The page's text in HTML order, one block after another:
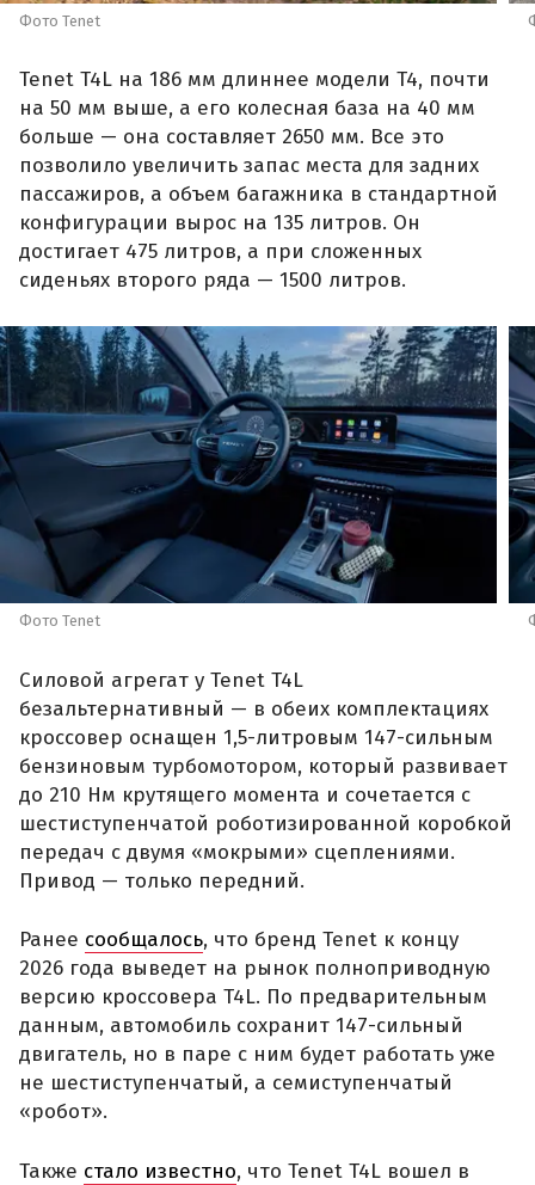
Фото Tenet
Tenet T4L на 186 мм длиннее модели T4, почти
на 50 мм выше, а его колесная база на 40 мм
больше — она составляет 2650 мм. Все это
позволило увеличить запас места для задних
пассажиров, а объем багажника в стандартной
конфигурации вырос на 135 литров. Он
достигает 475 литров, а при сложенных
сиденьях второго ряда — 1500 литров.
Фото Tenet
Силовой агрегат у Tenet T4L
безальтернативный — в обеих комплектациях
кроссовер оснащен 1,5-литровым 147-сильным
бензиновым турбомотором, который развивает
до 210 Нм крутящего момента и сочетается с
шестиступенчатой роботизированной коробкой
передач с двумя «мокрыми» сцеплениями.
Привод — только передний.
Ранее сообщалось, что бренд Tenet к концу
2026 года выведет на рынок полноприводную
версию кроссовера T4L. По предварительным
данным, автомобиль сохранит 147-сильный
двигатель, но в паре с ним будет работать уже
не шестиступенчатый, а семиступенчатый
«робот».
Также стало известно, что Tenet T4L вошел в